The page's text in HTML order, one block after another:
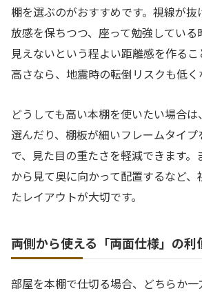
棚を選ぶのがおすすめです。視線が
放感を保ちつつ、座って勉強してい
見えないという程よい距離感を作る
高さなら、地震時の転倒リスクも低く
どうしても高い本棚を使いたい場合
選んだり、棚板が細いフレームタイ
で、見た目の重たさを軽減できます。
から見て奥に向かって配置するなど
たレイアウトが大切です。
両側から使える「両面仕様」の利
部屋を本棚で仕切る場合、どちらか